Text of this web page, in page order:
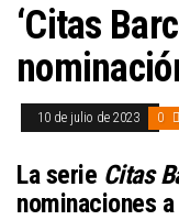
‘Citas
10 de julio de 2023 0
La serie Citas
nominaciones